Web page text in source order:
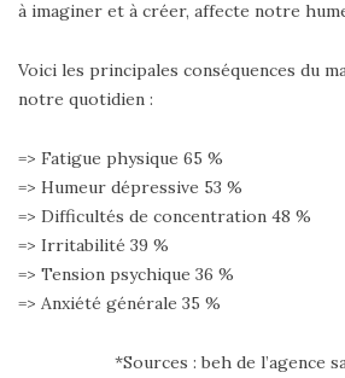
à imaginer et à créer, affecte notre
Voici les principales conséquences du
notre quotidien :
=> Fatigue physique 65 %
=> Humeur dépressive 53 %
=> Difficultés de concentration 48 %
=> Irritabilité 39 %
=> Tension psychique 36 %
=> Anxiété générale 35 %
*Sources : beh de l’agence